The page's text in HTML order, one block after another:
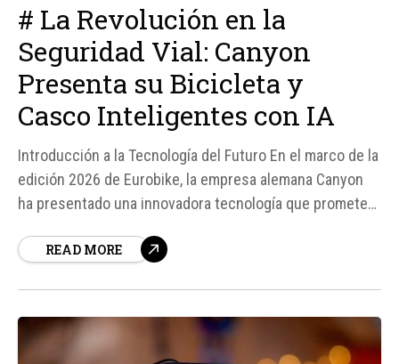
# La Revolución en la
Seguridad Vial: Canyon
Presenta su Bicicleta y
Casco Inteligentes con IA
Introducción a la Tecnología del Futuro En el marco de la
edición 2026 de Eurobike, la empresa alemana Canyon
ha presentado una innovadora tecnología que promete
Canyon Predict, esta tecnología combina radares,
READ MORE